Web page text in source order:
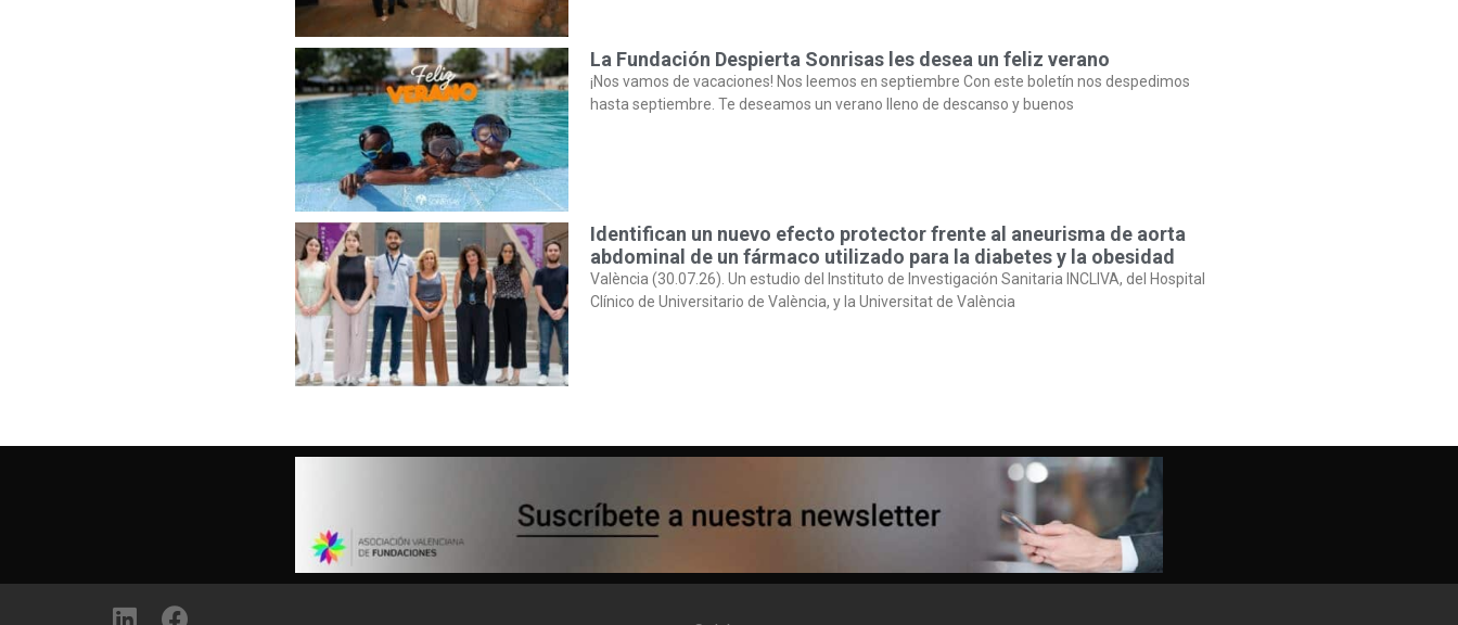
La Fundación Despierta Sonrisas les desea un feliz verano
¡Nos vamos de vacaciones! Nos leemos en septiembre Con este boletín nos despedimos
hasta septiembre. Te deseamos un verano lleno de descanso y buenos
Identifican un nuevo efecto protector frente al aneurisma de aorta
abdominal de un fármaco utilizado para la diabetes y la obesidad
València (30.07.26). Un estudio del Instituto de Investigación Sanitaria INCLIVA, del Hospital
Clínico de Universitario de València, y la Universitat de València